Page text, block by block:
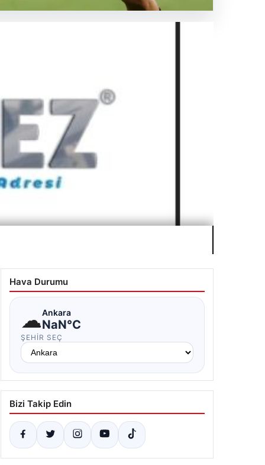
Hava Durumu
☁Ankara
NaN°C
ŞEHIR SEÇ
Bizi Takip Edin